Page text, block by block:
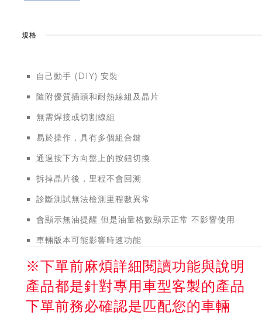
規格
自己動手 (DIY) 安裝
隨附優質插頭和耐熱線組及晶片
無需焊接或切割線組
易於操作，具有多個組合鍵
通過按下方向盤上的按鈕切換
拆掉晶片後，里程不會回溯
診斷測試無法檢測里程數異常
會顯示無油提醒 但是油量格數顯示正常 不影響使用
車輛版本可能影響時速功能
※下單前麻煩詳細閱讀功能與說明
產品都是針對專用車型客製的產品
下單前務必確認是匹配您的車輛